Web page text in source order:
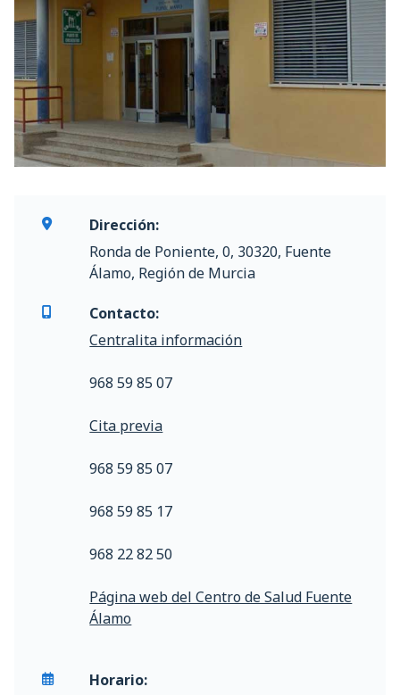
Dirección:
Ronda de Poniente, 0, 30320, Fuente
Álamo, Región de Murcia
Contacto:
Centralita información
968 59 85 07
Cita previa
968 59 85 07
968 59 85 17
968 22 82 50
Página web del Centro de Salud Fuente
Álamo
Horario: